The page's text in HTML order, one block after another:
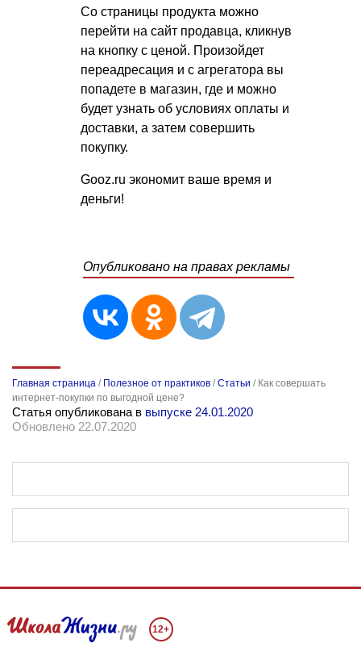
Со страницы продукта можно
перейти на сайт продавца, кликнув
на кнопку с ценой. Произойдет
переадресация и с агрегатора вы
попадете в магазин, где и можно
будет узнать об условиях оплаты и
доставки, а затем совершить
покупку.
Gooz.ru экономит ваше время и
деньги!
Опубликовано на правах рекламы
Главная страница / Полезное от практиков /Статьи / Как совершать
интернет-покупки по выгодной цене?
Статья опубликована в выпуске 24.01.2020
Обновлено 22.07.2020
12+